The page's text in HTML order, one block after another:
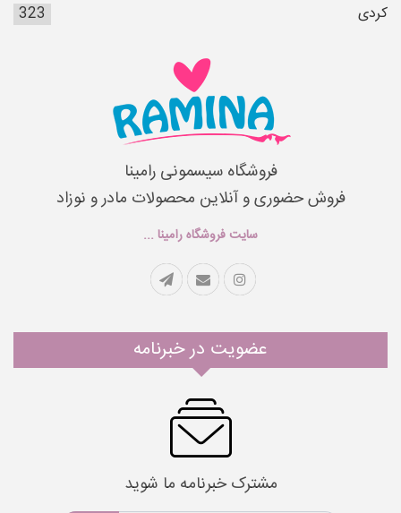
کردی
323
فروشگاه سیسمونی رامینا
فروش حضوری و آنلاین محصولات مادر و نوزاد
سایت فروشگاه رامینا ...
عضویت در خبرنامه
مشترک خبرنامه ما شوید